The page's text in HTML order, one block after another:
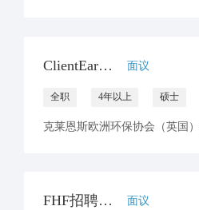
ClientEarth招聘环境与气候律师一名 面议
全职 4年以上 硕士
克莱恩斯欧洲环保协会（英国
FHF招聘项目协调员（坐标北京or昆明） 面议